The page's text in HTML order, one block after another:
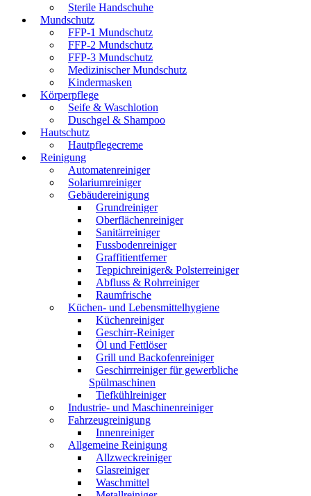
Sterile Handschuhe
Mundschutz
FFP-1 Mundschutz
FFP-2 Mundschutz
FFP-3 Mundschutz
Medizinischer Mundschutz
Kindermasken
Körperpflege
Seife & Waschlotion
Duschgel & Shampoo
Hautschutz
Hautpflegecreme
Reinigung
Automatenreiniger
Solariumreiniger
Gebäudereinigung
Grundreiniger
Oberflächenreiniger
Sanitärreiniger
Fussbodenreiniger
Graffitientferner
Teppichreiniger& Polsterreiniger
Abfluss & Rohrreiniger
Raumfrische
Küchen- und Lebensmittelhygiene
Küchenreiniger
Geschirr-Reiniger
Öl und Fettlöser
Grill und Backofenreiniger
Geschirrreiniger für gewerbliche
Spülmaschinen
Tiefkühlreiniger
Industrie- und Maschinenreiniger
Fahrzeugreinigung
Innenreiniger
Allgemeine Reinigung
Allzweckreiniger
Glasreiniger
Waschmittel